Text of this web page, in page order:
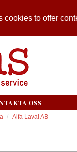
cookies to offer
OSS
Alfa Laval AB